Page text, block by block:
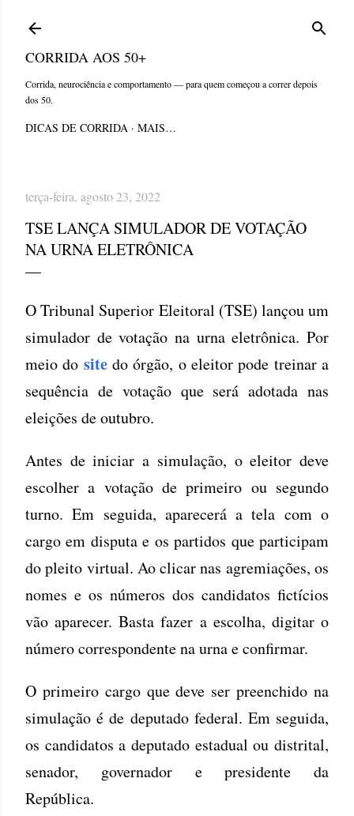
CORRIDA AOS 50+
Corrida, neurociência e comportamento — para quem começou a correr depois
dos 50.
DICAS DE CORRIDA MAIS…
terça-feira, agosto 23, 2022
TSE LANÇA SIMULADOR DE VOTAÇÃO
NA URNA ELETRÔNICA
O Tribunal Superior Eleitoral (TSE) lançou um
simulador de votação na urna eletrônica. Por
meio do sitedo órgão, o eleitor pode treinar a
sequência de votação que será adotada nas
eleições de outubro.
Antes de iniciar a simulação, o eleitor deve
escolher a votação de primeiro ou segundo
turno. Em seguida, aparecerá a tela com o
cargo em disputa e os partidos que participam
do pleito virtual. Ao clicar nas agremiações, os
nomes e os números dos candidatos fictícios
vão aparecer. Basta fazer a escolha, digitar o
número correspondente na urna e confirmar.
O primeiro cargo que deve ser preenchido na
simulação é de deputado federal. Em seguida,
os candidatos a deputado estadual ou distrital,
senador, governador e presidente da
República.